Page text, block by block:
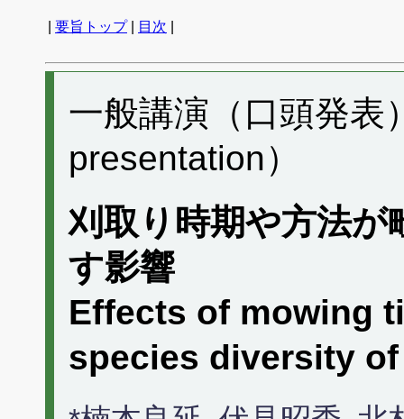
要旨トップ| 目次
一般講演（口頭発
presentation）
刈取り時期や方法が
す影響
Effects of mowing
species diversity